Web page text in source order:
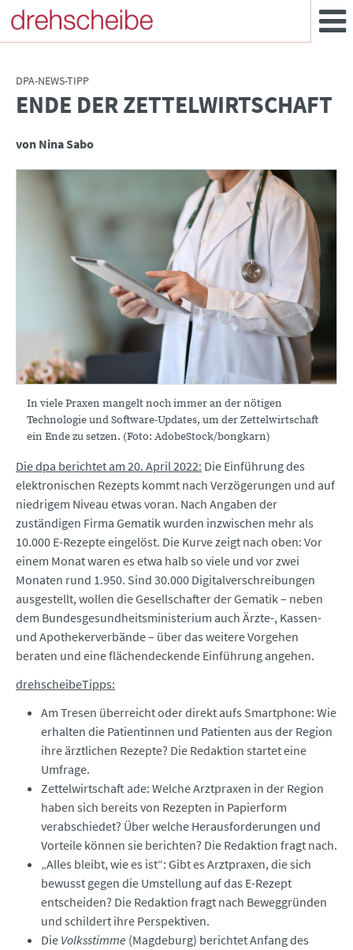
DPA-NEWS-TIPP
:ENDE DER ZETTELWIRTSCHAFT
von Nina Sabo
In viele Praxen mangelt noch immer an der nötigen
Technologie und Software-Updates, um der Zettelwirtschaft
ein Ende zu setzen. (Foto: AdobeStock/bongkarn)
Die dpa berichtet am 20. April 2022: Die Einführung des
elektronischen Rezepts kommt nach Verzögerungen und auf
niedrigem Niveau etwas voran. Nach Angaben der
zuständigen Firma Gematik wurden inzwischen mehr als
10.000 E-Rezepte eingelöst. Die Kurve zeigt nach oben: Vor
einem Monat waren es etwa halb so viele und vor zwei
Monaten rund 1.950. Sind 30.000 Digitalverschreibungen
ausgestellt, wollen die Gesellschafter der Gematik – neben
dem Bundesgesundheitsministerium auch Ärzte-, Kassen-
und Apothekerverbände – über das weitere Vorgehen
beraten und eine flächendeckende Einführung angehen.
drehscheibeTipps:
Am Tresen überreicht oder direkt aufs Smartphone: Wie
erhalten die Patientinnen und Patienten aus der Region
ihre ärztlichen Rezepte? Die Redaktion startet eine
Umfrage.
Zettelwirtschaft ade: Welche Arztpraxen in der Region
haben sich bereits von Rezepten in Papierform
verabschiedet? Über welche Herausforderungen und
Vorteile können sie berichten? Die Redaktion fragt nach.
„Alles bleibt, wie es ist“: Gibt es Arztpraxen, die sich
bewusst gegen die Umstellung auf das E-Rezept
entscheiden? Die Redaktion fragt nach Beweggründen
und schildert ihre Perspektiven.
Die Volksstimme (Magdeburg) berichtet Anfang des